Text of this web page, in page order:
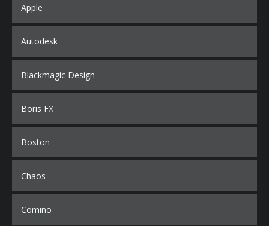
Apple
Autodesk
Blackmagic Design
Boris FX
Boston
Chaos
Comino